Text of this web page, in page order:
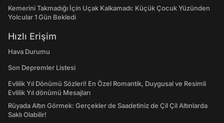
Kemerini Takmadığı İçin Uçak Kalkamadı: Küçük Çocuk Yüzünden
Yolcular 1 Gün Bekledi
Hızlı Erişim
Hava Durumu
Son Depremler Listesi
Evlilik Yıl Dönümü Sözleri! En Özel Romantik, Duygusal ve Resimli
Evlilik Yıl dönümü Mesajları
Rüyada Altın Görmek: Gerçekler de Saadetiniz de Çil Çil Altınlarda
Saklı Olabilir!